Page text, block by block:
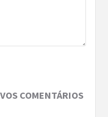
COMENTÁRIOS